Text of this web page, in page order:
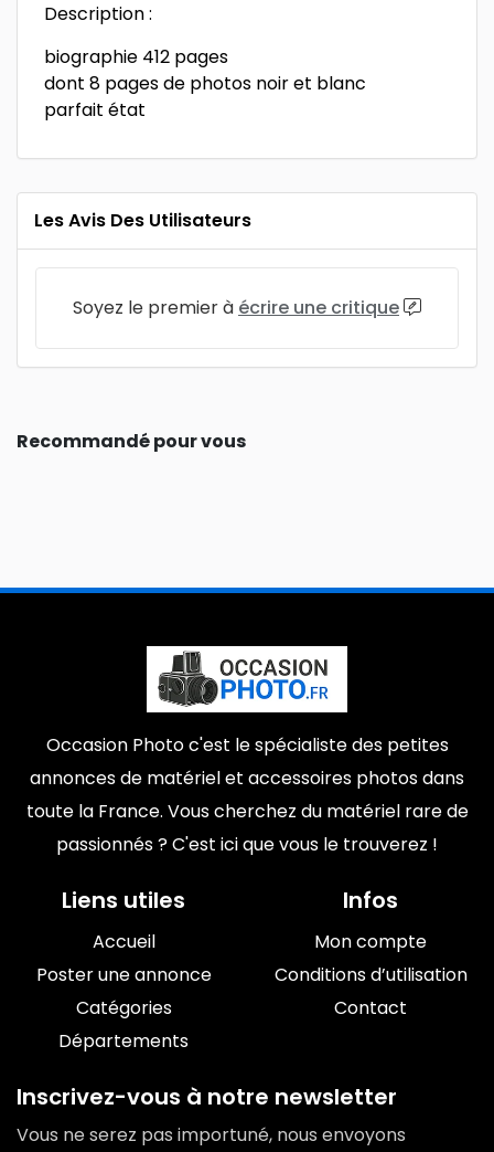
Description :
biographie 412 pages
dont 8 pages de photos noir et blanc
parfait état
Les Avis Des Utilisateurs
Soyez le premier à écrire une critique
Recommandé pour vous
Occasion Photo c'est le spécialiste des petites
annonces de matériel et accessoires photos dans
toute la France. Vous cherchez du matériel rare de
passionnés ? C'est ici que vous le trouverez !
Liens utiles
Accueil
Poster une annonce
Catégories
Départements
Infos
Mon compte
Conditions d’utilisation
Contact
Inscrivez-vous à notre newsletter
Vous ne serez pas importuné, nous envoyons